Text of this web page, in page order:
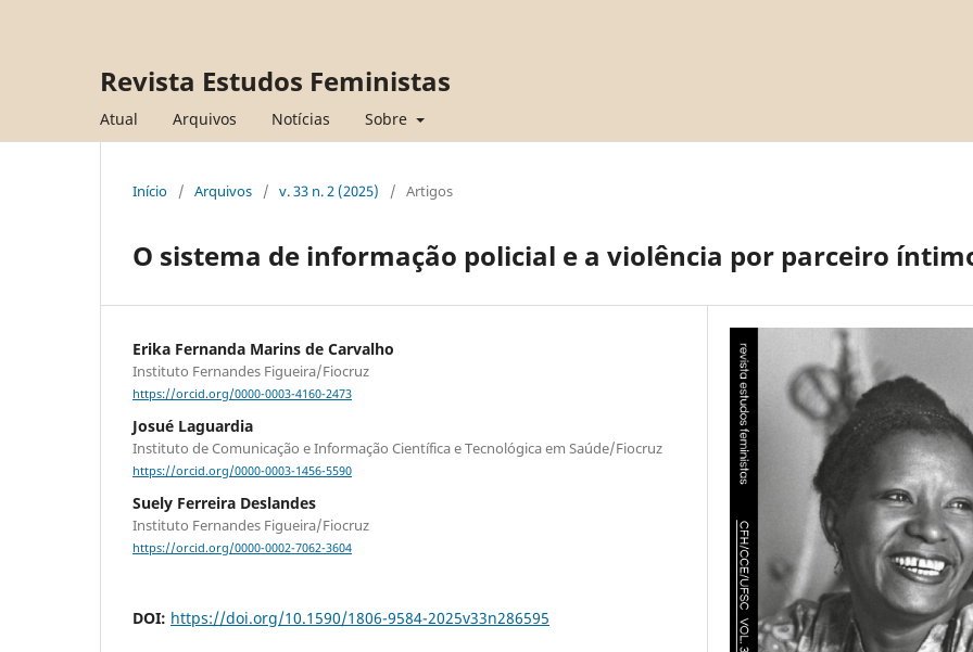
Revista Estudos Feministas
Atual Arquivos Notícias Sobre
Início / Arquivos / v. 33 n. 2 (2025) / Artigos
O sistema de informação policial e a violência por parceiro
Erika Fernanda Marins de Carvalho
Instituto Fernandes Figueira/Fiocruz
https://orcid.org/0000-0003-4160-2473
Josué Laguardia
Instituto de Comunicação e Informação Científica e Tecnológica em Saúde/Fiocruz
https://orcid.org/0000-0003-1456-5590
Suely Ferreira Deslandes
Instituto Fernandes Figueira/Fiocruz
https://orcid.org/0000-0002-7062-3604
DOI: https://doi.org/10.1590/1806-9584-2025v33n286595